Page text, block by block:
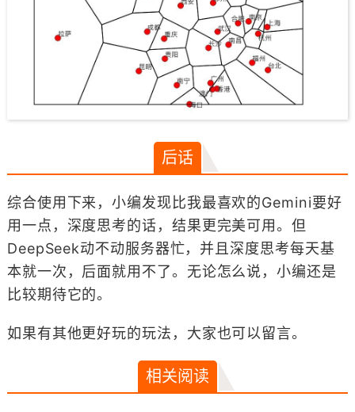
后话
综合使用下来，小编发现比我最喜欢的Gemini要好
用一点，深度思考的话，结果更完美可用。但
DeepSeek动不动服务器忙，并且深度思考每天基
本就一次，后面就用不了。无论怎么说，小编还是
比较期待它的。
如果有其他更好玩的玩法，大家也可以留言。
相关阅读